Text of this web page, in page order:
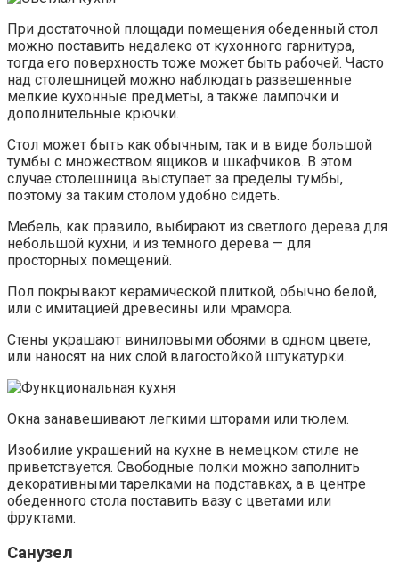
При достаточной площади помещения обеденный стол
можно поставить недалеко от кухонного гарнитура,
тогда его поверхность тоже может быть рабочей. Часто
над столешницей можно наблюдать развешенные
мелкие кухонные предметы, а также лампочки и
дополнительные крючки.
Стол может быть как обычным, так и в виде большой
тумбы с множеством ящиков и шкафчиков. В этом
случае столешница выступает за пределы тумбы,
поэтому за таким столом удобно сидеть.
Мебель, как правило, выбирают из светлого дерева для
небольшой кухни, и из темного дерева — для
просторных помещений.
Пол покрывают керамической плиткой, обычно белой,
или с имитацией древесины или мрамора.
Стены украшают виниловыми обоями в одном цвете,
или наносят на них слой влагостойкой штукатурки.
Окна занавешивают легкими шторами или тюлем.
Изобилие украшений на кухне в немецком стиле не
приветствуется. Свободные полки можно заполнить
декоративными тарелками на подставках, а в центре
обеденного стола поставить вазу с цветами или
фруктами.
Санузел